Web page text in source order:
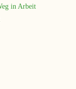
in Arbeit